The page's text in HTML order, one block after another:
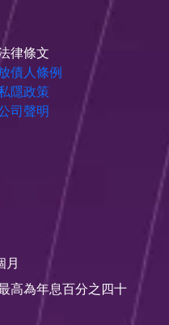
律條文
債人條例
隱政策
司聲明
月
高為年息百分之四十